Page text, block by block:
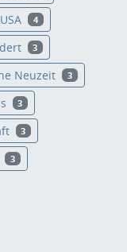
USA 4
3
Neuzeit 3
3
3
3